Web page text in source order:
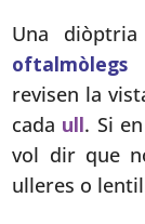
Una
oftalmòlegs
revisen la
cada ull. Si
vol dir que
ulleres o